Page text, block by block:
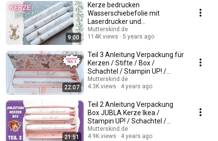
9:00
Kerze bedrucken
Wasserschiebefolie mit
Laserdrucker und
Tintenstrahldrucker
Mutterskind 2021
Mutterskind.de
114K views
5 years ago
22:07
Teil 3 Anleitung Verpackung für
Kerzen / Stifte / Box /
Schachtel / Stampin UP! /
Herbstwunder 2021
Mutterskind.de
4.3K views
4 years ago
21:51
Teil 2 Anleitung Verpackung
Box JUBLA Kerze Ikea /
Stampin UP! / Schachtel /
Tutorial 2021
Mutterskind.de
4.9K views
4 years ago